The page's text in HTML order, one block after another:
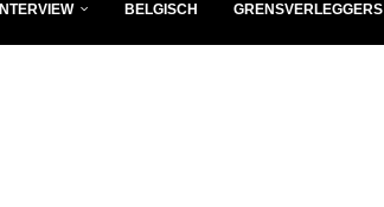
INTERVIEW BELGISCH GRENSVERLEGGERS